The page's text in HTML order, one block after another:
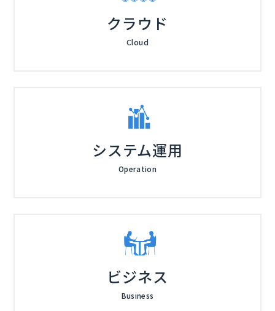
クラウド
Cloud
システム運用
Operation
ビジネス
Business